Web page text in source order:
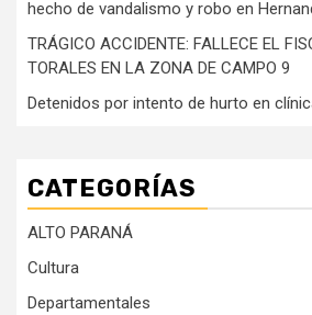
hecho de vandalismo y robo en
TRÁGICO ACCIDENTE: FALLECE EL
TORALES EN LA ZONA DE CAMPO 9
Detenidos por intento de hurto en
CATEGORÍAS
ALTO PARANÁ
Cultura
Departamentales